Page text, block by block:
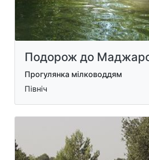
Подорож до
Прогулянка мілководдям
Північ